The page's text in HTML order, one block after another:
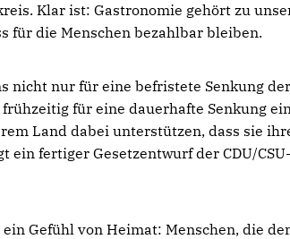
Klar ist: Gastronomie gehört zu
für die Menschen bezahlbar bleiben.
nicht nur für eine befristete Senkung
für eine dauerhafte Senkung
Land dabei unterstützen, dass sie
ein fertiger Gesetzentwurf der CDU/
Gefühl von Heimat: Menschen, die